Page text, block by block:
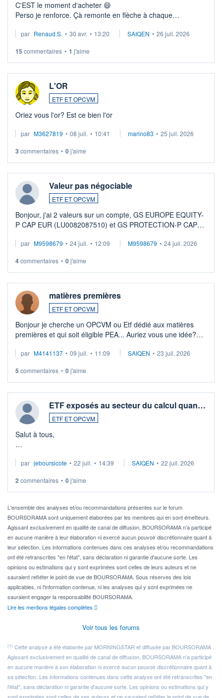
C'EST le moment d'acheter 😄​
Perso je renforce. Çà remonte en flèche à chaque
Investissement long terme tip top pour sa retraite.
par Renaud.S. • 30 avr. • 13:20 SAIQEN • 26 juil. 2026
15 commentaires • 1 j'aime
L'OR
ETF ET OPCVM
Oriez vous l'or? Est ce bien l'or
par M3627819 • 08 juil. • 10:41 marino83 • 25 juil. 2026
3 commentaires • 0j'aime
Valeur pas négociable
ETF ET OPCVM
Bonjour, j'ai 2 valeurs sur un compte, GS EUROPE EQUITY-
P CAP EUR (LU0082087510) et GS PROTECTION-P CAP
veux procéder à la vente, on me signale ...
par M9598679 • 24 juil. • 12:09 M9598679 • 24 juil. 2026
4commentaires • 0j'aime
matières premières
ETF ET OPCVM
Bonjour je cherche un OPCVM ou Etf dédié aux matières
premières et qui soit éligible PEA... Auriez vous une idée?
par M4141137 • 09 juil. • 11:09 SAIQEN • 23 juil. 2026
5 commentaires • 0j'aime
ETF exposés au secteur du calcul quan…
ETF ET OPCVM
Salut à tous,
via un ETF plutôt que des actions individuelles.
Idéalement, je voudrais qu'il soit éligible au PEA.
Pour l' ...
par jeboursicote • 22 juil. • 14:39 SAIQEN • 22 juil. 2026
2 commentaires • 0j'aime
L'ensemble des analyses et/ou recommandations présentes sur le forum
BOURSORAMA sont uniquement élaborées par les membres qui en sont émetteurs.
Agissant exclusivement en qualité de canal de diffusion, BOURSORAMA n'a participé
en aucune manière à leur élaboration ni exercé aucun pouvoir discrétionnaire quant à
leur sélection. Les informations contenues dans ces analyses et/ou recommandations
ont été retranscrites "en l'état", sans déclaration ni garantie d'aucune sorte. Les
opinions ou estimations qui y sont exprimées sont celles de leurs auteurs et ne
sauraient refléter le point de vue de BOURSORAMA. Sous réserves des lois
applicables, ni l'information contenue, ni les analyses qui y sont exprimées ne
sauraient engager la responsabilité BOURSORAMA.
Lire les mentions légales complètes
Voir tous les forums
(1) Cette analyse a été élaborée par MORNINGSTAR et diffusée par BOURSORAMA .
Agissant exclusivement en qualité de canal de diffusion, BOURSORAMA n'a participé
en aucune manière à son élaboration ni exercé aucun pouvoir discrétionnaire quant à
sa sélection. Les informations contenues dans cette analyse ont été retranscrites "en
l'état", sans déclaration ni garantie d'aucune sorte. Les opinions ou estimations qui y